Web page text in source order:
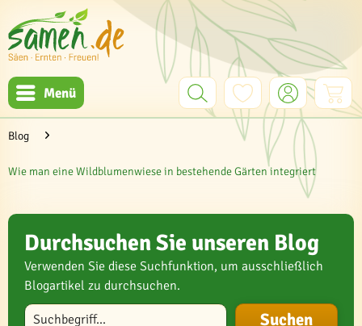
Menü
Blog
Wie man eine Wildblumenwiese in bestehende Gärten integriert
Durchsuchen Sie unseren Blog
Verwenden Sie diese Suchfunktion, um ausschließlich
Blogartikel zu durchsuchen.
Blog durchsuchen